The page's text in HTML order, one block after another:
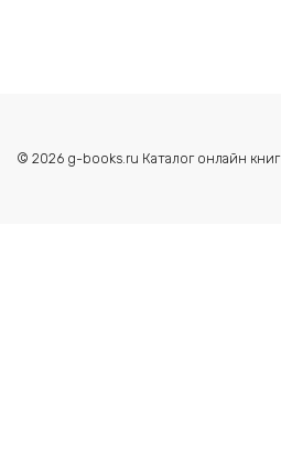
© 2026 g-books.ru Каталог онлайн книг